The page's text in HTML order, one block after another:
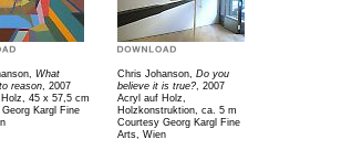
What
reason , 2007
45 x 57,5 cm
Kargl Fine
Chris Johanson, Do you
believe it is true? , 2007
Acryl auf Holz,
Holzkonstruktion, ca. 5 m
Courtesy Georg Kargl Fine
Arts, Wien